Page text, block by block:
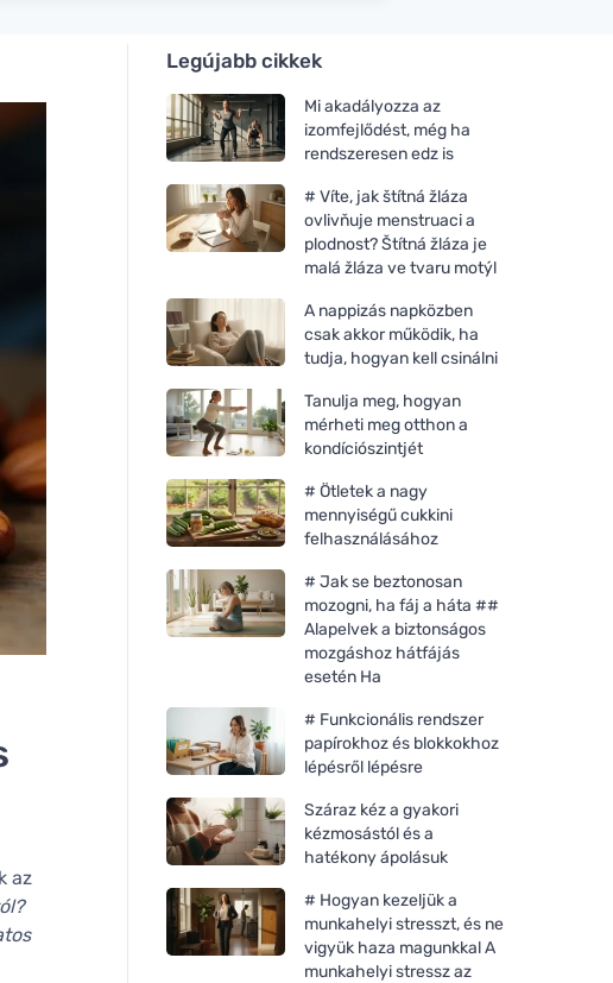
az
Legújabb cikkek
Mi akadályozza az
izomfejlődést, még ha
rendszeresen edz is
# Víte, jak štítná žláza
ovlivňuje menstruaci a
plodnost? Štítná žláza je
malá žláza ve tvaru motýl
A nappizás napközben
csak akkor működik, ha
tudja, hogyan kell csinálni
Tanulja meg, hogyan
mérheti meg otthon a
kondíciószintjét
# Ötletek a nagy
mennyiségű cukkini
felhasználásához
# Jak se beztonosan
mozogni, ha fáj a háta ##
Alapelvek a biztonságos
mozgáshoz hátfájás
esetén Ha
# Funkcionális rendszer
papírokhoz és blokkokhoz
lépésről lépésre
Száraz kéz a gyakori
kézmosástól és a
hatékony ápolásuk
# Hogyan kezeljük a
munkahelyi stresszt, és ne
vigyük haza magunkkal A
munkahelyi stressz az